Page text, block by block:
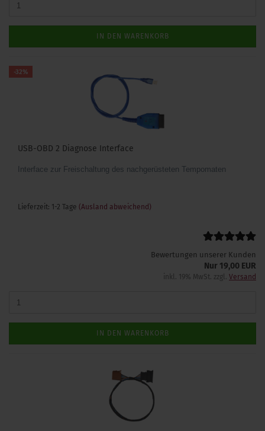
IN DEN WARENKORB
-32%
USB-OBD 2 Diagnose Interface
Interface zur Freischaltung des nachgerüsteten Tempomaten
Lieferzeit: 1-2 Tage (Ausland abweichend)
Bewertungen unserer Kunden
Nur 19,00 EUR
inkl. 19% MwSt. zzgl. Versand
IN DEN WARENKORB